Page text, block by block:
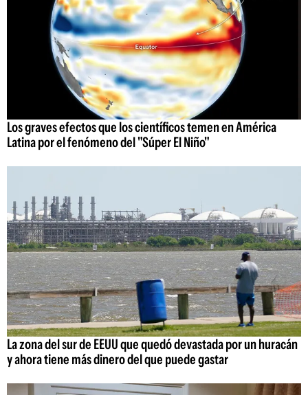
Los graves efectos que los científicos temen en América
Latina por el fenómeno del "Súper El Niño"
La zona del sur de EEUU que quedó devastada por un huracán
y ahora tiene más dinero del que puede gastar